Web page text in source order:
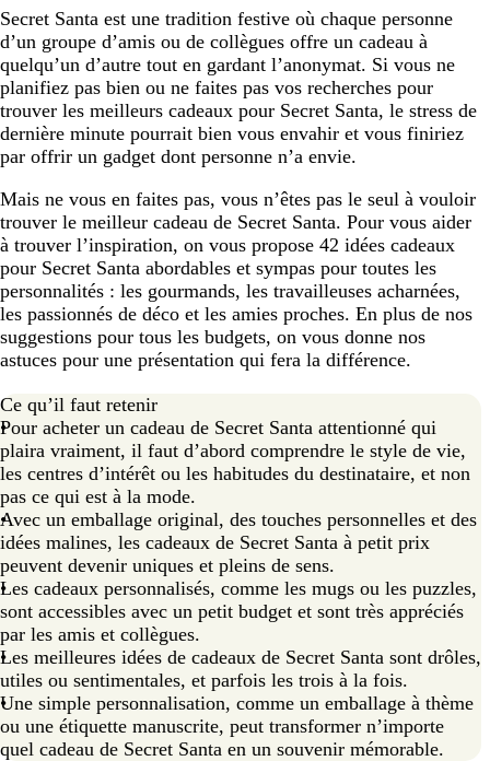
Secret Santa est une tradition festive où chaque personne
d’un groupe d’amis ou de collègues offre un cadeau à
quelqu’un d’autre tout en gardant l’anonymat. Si vous ne
planifiez pas bien ou ne faites pas vos recherches pour
trouver les meilleurs cadeaux pour Secret Santa, le stress de
dernière minute pourrait bien vous envahir et vous finiriez
par offrir un gadget dont personne n’a envie.
Mais ne vous en faites pas, vous n’êtes pas le seul à vouloir
trouver le meilleur cadeau de Secret Santa. Pour vous aider
à trouver l’inspiration, on vous propose 42 idées cadeaux
pour Secret Santa abordables et sympas pour toutes les
personnalités : les gourmands, les travailleuses acharnées,
les passionnés de déco et les amies proches. En plus de nos
suggestions pour tous les budgets, on vous donne nos
astuces pour une présentation qui fera la différence.
Ce qu’il faut retenir
Pour acheter un cadeau de Secret Santa attentionné qui
plaira vraiment, il faut d’abord comprendre le style de vie,
les centres d’intérêt ou les habitudes du destinataire, et non
pas ce qui est à la mode.
Avec un emballage original, des touches personnelles et des
idées malines, les cadeaux de Secret Santa à petit prix
peuvent devenir uniques et pleins de sens.
Les cadeaux personnalisés, comme les mugs ou les puzzles,
sont accessibles avec un petit budget et sont très appréciés
par les amis et collègues.
Les meilleures idées de cadeaux de Secret Santa sont drôles,
utiles ou sentimentales, et parfois les trois à la fois.
Une simple personnalisation, comme un emballage à thème
ou une étiquette manuscrite, peut transformer n’importe
quel cadeau de Secret Santa en un souvenir mémorable.
Les meilleurs cadeaux pour les workaholics
Les meilleurs cadeaux pour les casaniers
Les meilleurs cadeaux pour prendre soin de soi
Les meilleurs cadeaux si vous le connaissez bien
Les meilleurs cadeaux pour ceux qui trouvent toujours
Secret Santa, étape par étape